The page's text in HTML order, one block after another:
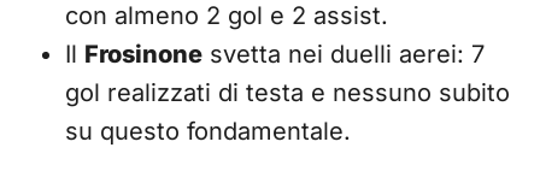
con almeno 2 gol e 2 assist.
Il Frosinone svetta nei duelli aerei: 7
gol realizzati di testa e nessuno subito
su questo fondamentale.